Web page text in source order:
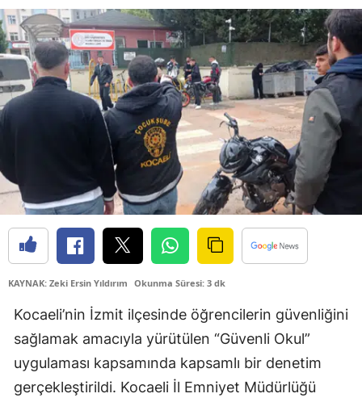
Bolu
Burdur
Bursa
Çanakkale
Çankırı
Çorum
Denizli
Diyarbakır
Elazığ
Erzincan
KAYNAK: Zeki Ersin Yıldırım Okunma Süresi: 3 dk
Kocaeli’nin İzmit ilçesinde öğrencilerin güvenliğini
sağlamak amacıyla yürütülen “Güvenli Okul”
uygulaması kapsamında kapsamlı bir denetim
gerçekleştirildi. Kocaeli İl Emniyet Müdürlüğü